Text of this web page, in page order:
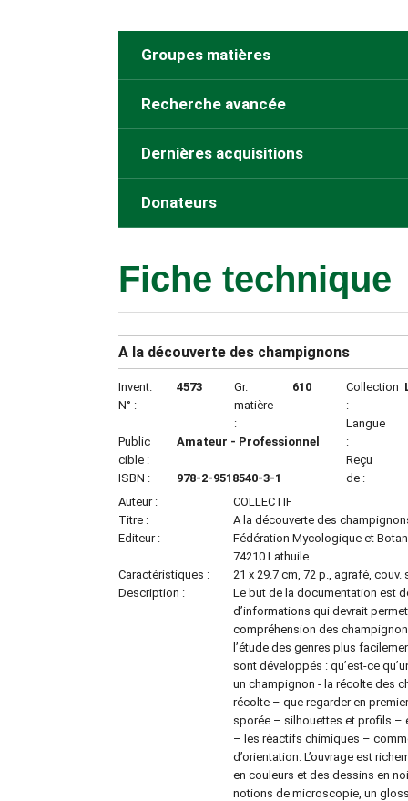
Groupes matières
Recherche avancée
Dernières acquisitions
Donateurs
Fiche technique
A la découverte des champignons
Invent.
N° :
4573
Gr.
matière
:
610
Public
cible :
Amateur - Professionnel
ISBN : 978-2-9518540-3-1
Collection
:
Langue
:
Reçu
de :
Auteur :
COLLECTIF
Titre :
A la découverte des
Editeur :
Fédération Mycologique et
74210 Lathuile
Caractéristiques :
21 x 29.7 cm, 72 p., agrafé, couv.
Description :
Le but de la documentation est
d’informations qui devrait
compréhension des
l’étude des genres plus
sont développés : qu’est-ce
un champignon - la récolte des
récolte – que regarder en
sporée – silhouettes et profils
– les réactifs chimiques –
d’orientation. L’ouvrage est
en couleurs et des dessins en
notions de microscopie, un